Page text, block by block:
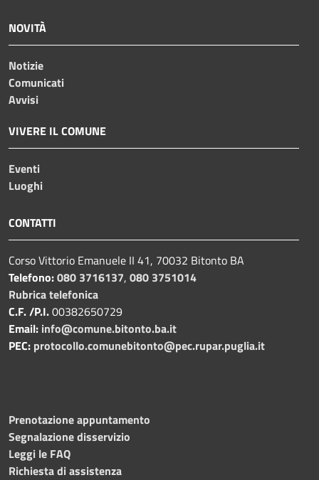
NOVITÀ
Notizie
Comunicati
Avvisi
VIVERE IL COMUNE
Eventi
Luoghi
CONTATTI
Corso Vittorio Emanuele II 41, 70032 Bitonto BA
Telefono:080 3716137, 080 3751014
Rubrica telefonica
C.F. /P.I.00382650729
Email: info@comune.bitonto.ba.it
PEC: protocollo.comunebitonto@pec.rupar.puglia.it
Prenotazione appuntamento
Segnalazione disservizio
Leggi le FAQ
Richiesta di assistenza